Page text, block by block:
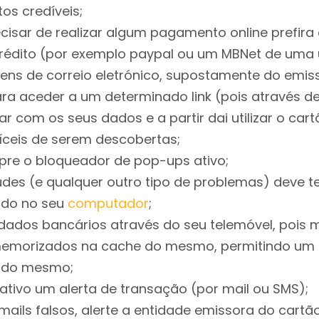
credíveis;
de realizar algum pagamento online
(por exemplo paypal ou um MBNet de
de correio eletrónico, supostamente do
aceder a um determinado link (pois através
com os seus dados e a partir dai utilizar o
de serem descobertas;
o bloqueador de pop-ups ativo;
(e qualquer outro tipo de problemas) deve
no seu computador;
bancários através do seu telemóvel, pois
na cache do mesmo, permitindo
mesmo;
um alerta de transação (por mail ou SMS);
falsos, alerte a entidade emissora do